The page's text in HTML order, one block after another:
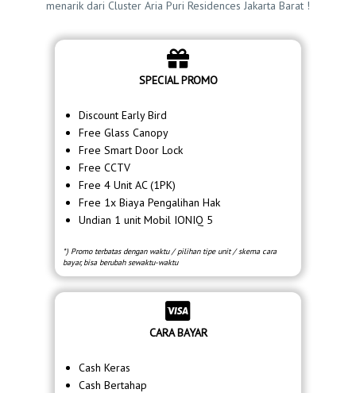
menarik dari Cluster Aria Puri Residences Jakarta Barat !
SPECIAL PROMO
Discount Early Bird
Free Glass Canopy
Free Smart Door Lock
Free CCTV
Free 4 Unit AC (1PK)
Free 1x Biaya Pengalihan Hak
Undian 1 unit Mobil IONIQ 5
*) Promo terbatas dengan waktu / pilihan tipe unit / skema cara
bayar, bisa berubah sewaktu-waktu
CARA BAYAR
Cash Keras
Cash Bertahap